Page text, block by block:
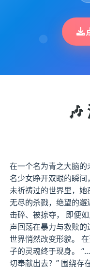
🎶
在一个名为青之大脑
名少女睁开双眼的瞬
未祈祷过的世界里，她
无尽的杀戮，绝望的
击碎、被掠夺， 即便
声回荡在暴力与救赎的
世界悄然改变形貌。
子的灵魂终于现身。
切奉献出去？” 围绕存